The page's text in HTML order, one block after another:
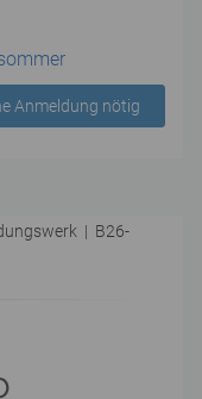
Anmeldung nötig
| B26-